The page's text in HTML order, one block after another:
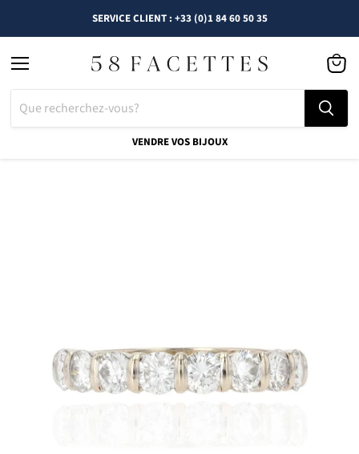
SERVICE CLIENT : +33 (0)1 84 60 50 35
VENDRE VOS BIJOUX
le
panier